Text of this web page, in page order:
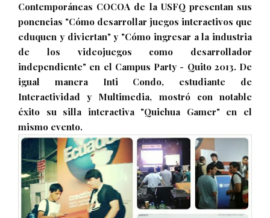
Contemporáneas COCOA de la USFQ presentan sus
ponencias "Cómo desarrollar juegos interactivos que
eduquen y diviertan" y "Cómo ingresar a la industria
de los videojuegos como desarrollador
independiente" en el Campus Party - Quito 2013. De
igual manera Inti Condo, estudiante de
Interactividad y Multimedia, mostró con notable
éxito su silla interactiva "Quichua Gamer" en el
mismo evento.